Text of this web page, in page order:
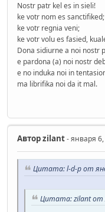
Nostr patr kel es in sieli!
ke votr nom es sanctifiked;
ke votr regnia veni;
ke votr volu es fasied,
Dona sidiurne a noi nostr
e pardona (a) noi nostr
e no induka noi in
ma librifika noi da it mal.
Авторzilant- января
Цитата: l-d-p от
Цитата: zilant от